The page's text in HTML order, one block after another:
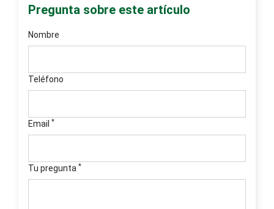
Pregunta sobre este artículo
Nombre
Teléfono
Email *
Tu pregunta *